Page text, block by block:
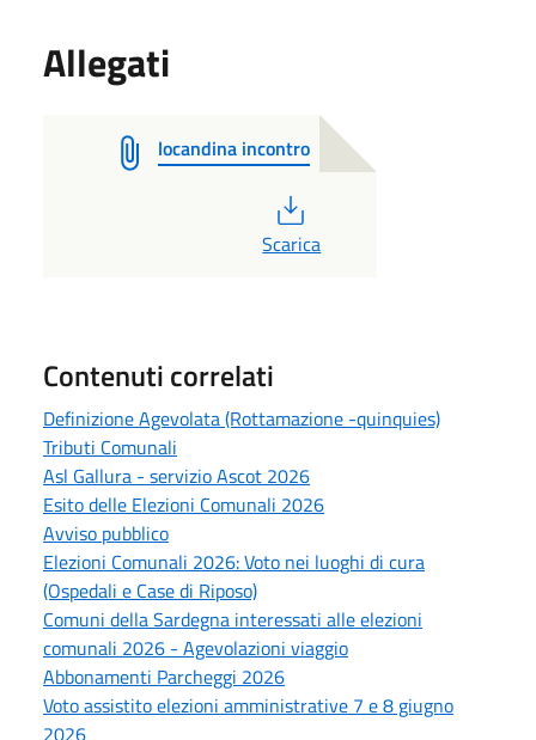
Allegati
locandina incontro
Scarica
Contenuti correlati
Definizione Agevolata (Rottamazione -quinquies)
Tributi Comunali
Asl Gallura - servizio Ascot 2026
Esito delle Elezioni Comunali 2026
Avviso pubblico
Elezioni Comunali 2026: Voto nei luoghi di cura
(Ospedali e Case di Riposo)
Comuni della Sardegna interessati alle elezioni
comunali 2026 - Agevolazioni viaggio
Abbonamenti Parcheggi 2026
Voto assistito elezioni amministrative 7 e 8 giugno
2026